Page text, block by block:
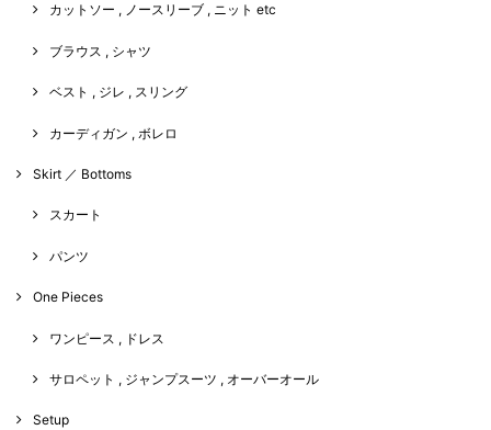
カットソー , ノースリーブ , ニット etc
ブラウス , シャツ
ベスト , ジレ , スリング
カーディガン , ボレロ
Skirt ／ Bottoms
スカート
パンツ
One Pieces
ワンピース , ドレス
サロペット , ジャンプスーツ , オーバーオール
Setup